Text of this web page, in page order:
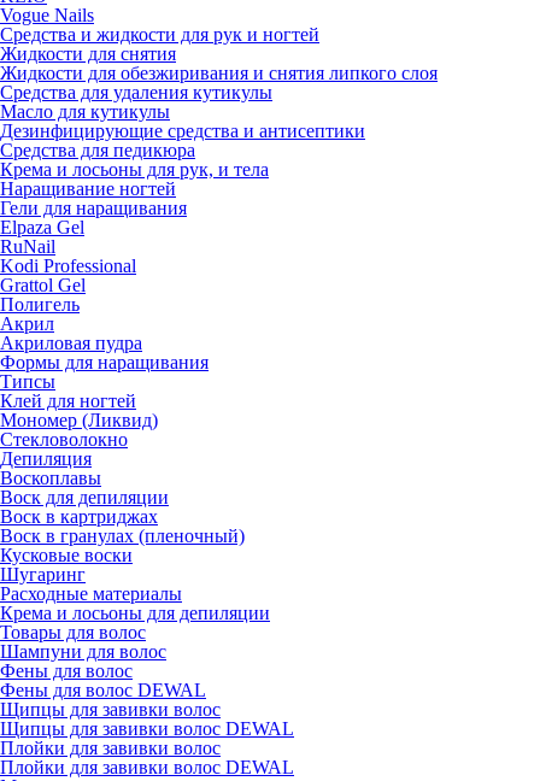
Vogue Nails
Средства и жидкости для рук и ногтей
Жидкости для снятия
Жидкости для обезжиривания и снятия липкого слоя
Средства для удаления кутикулы
Масло для кутикулы
Дезинфицирующие средства и антисептики
Средства для педикюра
Крема и лосьоны для рук, и тела
Наращивание ногтей
Гели для наращивания
Elpaza Gel
RuNail
Kodi Professional
Grattol Gel
Полигель
Акрил
Акриловая пудра
Формы для наращивания
Типсы
Клей для ногтей
Мономер (Ликвид)
Стекловолокно
Депиляция
Воскоплавы
Воск для депиляции
Воск в картриджах
Воск в гранулах (пленочный)
Кусковые воски
Шугаринг
Расходные материалы
Крема и лосьоны для депиляции
Товары для волос
Шампуни для волос
Фены для волос
Фены для волос DEWAL
Щипцы для завивки волос
Щипцы для завивки волос DEWAL
Плойки для завивки волос
Плойки для завивки волос DEWAL